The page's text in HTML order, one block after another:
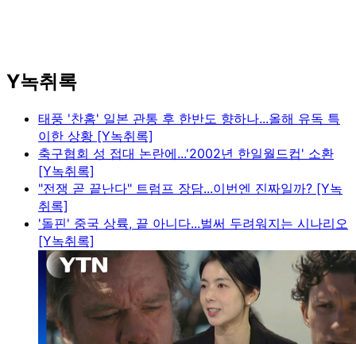
Y녹취록
태풍 '찬홈' 일본 관통 후 한반도 향하나...올해 유독 특
이한 상황 [Y녹취록]
축구협회 성 접대 논란에...'2002년 한일월드컵' 소환
[Y녹취록]
"전쟁 곧 끝난다" 트럼프 장담...이번엔 진짜일까? [Y녹
취록]
'돌핀' 중국 상륙, 끝 아니다...벌써 두려워지는 시나리오
[Y녹취록]